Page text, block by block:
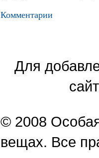
Комментарии
Для
© 2008
вещах. Все